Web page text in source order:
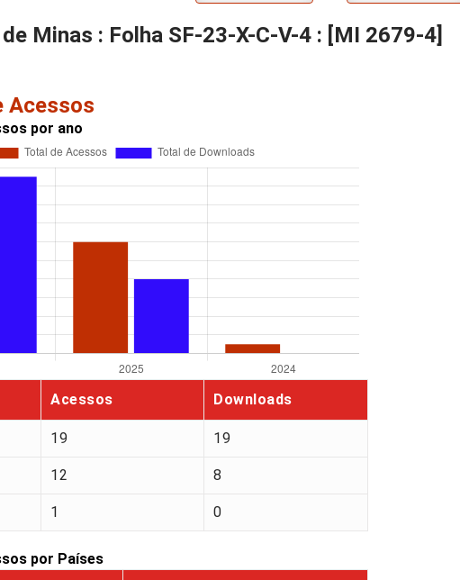
Minas : Folha SF-23-X-C-V-4 : [MI 2679-4]
Acessos
por ano
Acessos Downloads
19 19
12 8
1 0
por Países